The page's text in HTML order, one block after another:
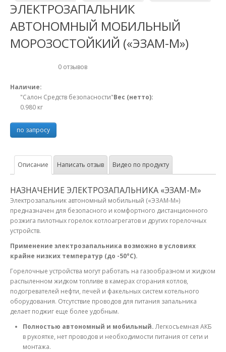
ЭЛЕКТРОЗАПАЛЬНИК
АВТОНОМНЫЙ МОБИЛЬНЫЙ
МОРОЗОСТОЙКИЙ («ЭЗАМ-М»)
0 отзывов
Наличие:
"Салон Средств безопасности"Вес (нетто):
0.980 кг
по запросу
Описание Написать отзыв Видео по продукту
НАЗНАЧЕНИЕ ЭЛЕКТРОЗАПАЛЬНИКА «ЭЗАМ-М»
Электрозапальник автономный мобильный («ЭЗАМ-М»)
предназначен для безопасного и комфортного дистанционного
розжига пилотных горелок котлоагрегатов и других горелочных
устройств.
Применение электрозапальника возможно в условиях
крайне низких температур (до -50°C).
Горелочные устройства могут работать на газообразном и жидком
распыленном жидком топливе в камерах сгорания котлов,
подогревателей нефти, печей и факельных систем котельного
оборудования. Отсутствие проводов для питания запальника
делает поджиг еще более удобным.
Полностью автономный и мобильный.Легкосъемная АКБ
в рукоятке, нет проводов и необходимости питания от сети и
монтажа.